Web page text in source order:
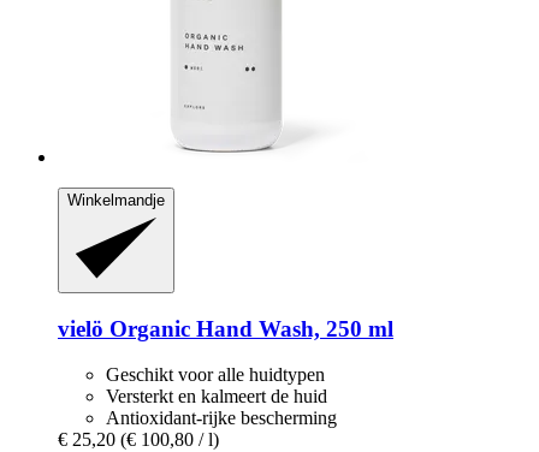
Winkelmandje
vielö Organic Hand Wash, 250 ml
Geschikt voor alle huidtypen
Versterkt en kalmeert de huid
Antioxidant-rijke bescherming
€ 25,20 (€ 100,80 / l)